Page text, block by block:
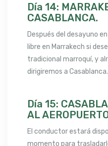
Día 14:
CASABLANCA.
Después del desayuno
libre en Marrakech si
tradicional marroquí, y
dirigiremos a
Día 15:
AL
El conductor estará
momento para